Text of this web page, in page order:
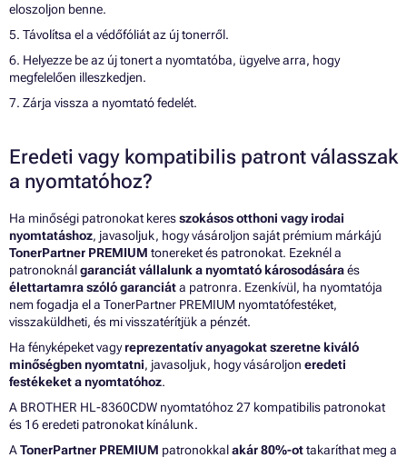
eloszoljon benne.
5. Távolítsa el a védőfóliát az új tonerről.
6. Helyezze be az új tonert a nyomtatóba, ügyelve arra, hogy
megfelelően illeszkedjen.
7. Zárja vissza a nyomtató fedelét.
Eredeti vagy kompatibilis patront válasszak
a nyomtatóhoz?
Ha minőségi patronokat keresszokásos otthoni vagy irodai
nyomtatáshoz, javasoljuk, hogy vásároljon saját prémium márkájú
TonerPartner PREMIUM tonereket és patronokat. Ezeknél a
patronoknálgaranciát vállalunk a nyomtató károsodásáraés
élettartamra szóló garanciáta patronra. Ezenkívül, ha nyomtatója
nem fogadja el a TonerPartner PREMIUM nyomtatófestéket,
visszaküldheti, és mi visszatérítjük a pénzét.
Ha fényképeket vagyreprezentatív anyagokat szeretne kiváló
minőségben nyomtatni, javasoljuk, hogy vásároljon eredeti
festékeket a nyomtatóhoz.
A BROTHER HL-8360CDW nyomtatóhoz 27 kompatibilis patronokat
és 16 eredeti patronokat kínálunk.
ATonerPartner PREMIUM patronokkalakár 80%-ottakaríthat meg a